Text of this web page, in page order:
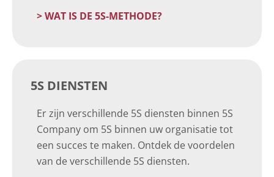
> WAT IS DE 5S-METHODE?
5S DIENSTEN
Er zijn verschillende 5S diensten binnen 5S
Company om 5S binnen uw organisatie tot
een succes te maken. Ontdek de voordelen
van de verschillende 5S diensten.